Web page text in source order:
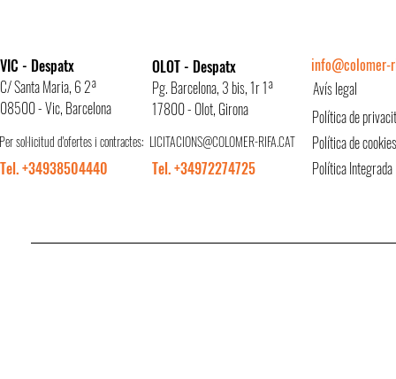
VIC - Despatx
C/ Santa Maria, 6 2ª
08500 - Vic, Barcelona
OLOT - Despatx
Pg. Barcelona, 3 bis, 1r 1ª
17800 - Olot, Girona
Per sol·licitud d'ofertes i contractes: LICITACIONS@COLOMER-RIFA.CAT
Tel. +34938504440 Tel. +34972274725
Avís legal
Política de
Política de cookies
Política Integrada